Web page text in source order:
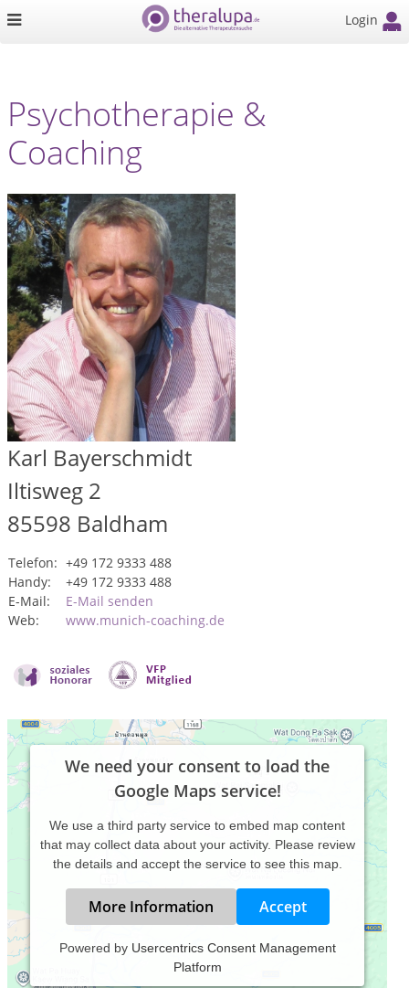
Login
Psychotherapie &
Coaching
Karl Bayerschmidt
Iltisweg 2
85598 Baldham
Telefon: +49 172 9333 488
Handy:
+49 172 9333 488
E-Mail:
E-Mail senden
Web:
www.munich-coaching.de
We need your consent to load the
Google Maps service!
We use a third party service to embed map content
that may collect data about your activity. Please review
the details and accept the service to see this map.
More Information Accept
Powered by Usercentrics Consent Management
Platform
Praxiszeiten: